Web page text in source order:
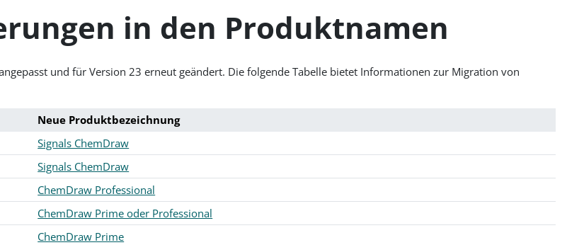
in den Produktnamen
und für Version 23 erneut geändert. Die folgende Tabelle bietet Informationen zur Migration von
Neue Produktbezeichnung
Signals ChemDraw
Signals ChemDraw
ChemDraw Professional
ChemDraw Prime oder Professional
ChemDraw Prime